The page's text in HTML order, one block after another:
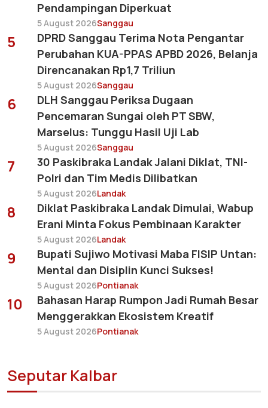
Pendampingan Diperkuat
5 August 2026Sanggau
5
DPRD Sanggau Terima Nota Pengantar
Perubahan KUA-PPAS APBD 2026, Belanja
Direncanakan Rp1,7 Triliun
5 August 2026Sanggau
6
DLH Sanggau Periksa Dugaan
Pencemaran Sungai oleh PT SBW,
Marselus: Tunggu Hasil Uji Lab
5 August 2026Sanggau
7
30 Paskibraka Landak Jalani Diklat, TNI-
Polri dan Tim Medis Dilibatkan
5 August 2026Landak
8
Diklat Paskibraka Landak Dimulai, Wabup
Erani Minta Fokus Pembinaan Karakter
5 August 2026Landak
9
Bupati Sujiwo Motivasi Maba FISIP Untan:
Mental dan Disiplin Kunci Sukses!
5 August 2026Pontianak
10
Bahasan Harap Rumpon Jadi Rumah Besar
Menggerakkan Ekosistem Kreatif
5 August 2026Pontianak
Seputar Kalbar